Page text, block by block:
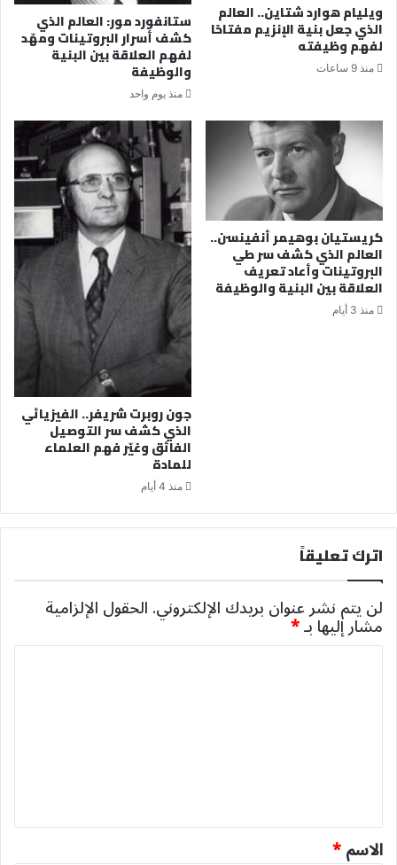
ويليام هوارد شتاين.. العالم
الذي جعل بنية الإنزيم مفتاحًا
لفهم وظيفته
منذ 9 ساعات
ستانفورد مور: العالم الذي
كشف أسرار البروتينات ومهّد
لفهم العلاقة بين البنية
والوظيفة
منذ يوم واحد
كريستيان بوهيمر أنفينسن..
العالم الذي كشف سر طي
البروتينات وأعاد تعريف
العلاقة بين البنية والوظيفة
منذ 3 أيام
جون روبرت شريفر.. الفيزيائي
الذي كشف سر التوصيل
الفائق وغيّر فهم العلماء
للمادة
منذ 4 أيام
اترك تعليقاً
لن يتم نشر عنوان بريدك الإلكتروني.الحقول الإلزامية
مشار إليها بـ*
ق
*
الاسم*